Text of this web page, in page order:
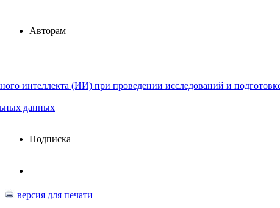
Авторам
интеллекта (ИИ) при проведении исследований и
данных
Подписка
версия для печати